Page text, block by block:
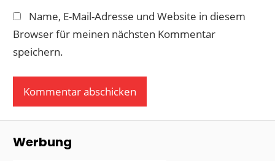
Name, E-Mail-Adresse und Website in diesem
Browser für meinen nächsten Kommentar
speichern.
Werbung